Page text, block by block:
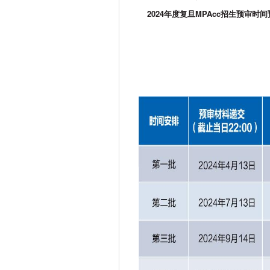
2024年度复旦MPAcc招生预审时间